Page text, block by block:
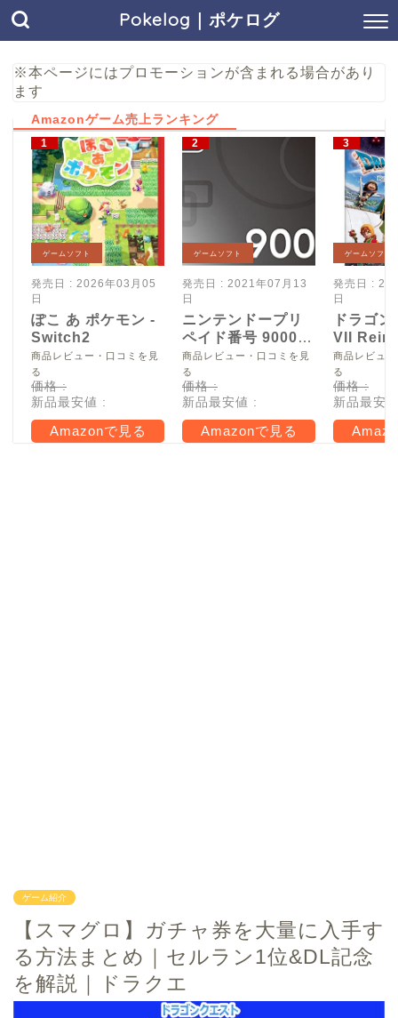
Pokelog｜ポケログ
※本ページにはプロモーションが含まれる場合があり
ます
Amazonゲーム売上ランキング
ゲームソフト
発売日 : 2026年03月05
日
ぽこ あ ポケモン -
Switch2
商品レビュー・口コミを見
る
価格 :
新品最安値 :
Amazonで見る
ゲームソフト
発売日 : 2021年07月13
日
ニンテンドープリ
ペイド番号 9000
円|オンラインコー
ド版
商品レビュー・口コミを見
る
価格 :
新品最安値 :
Amazonで見る
ゲームソフト
発売日 :
日
ドラゴ
VII
Switch2
商品レビュ
る
価格 :
新品最安
ゲーム紹介
【スマグロ】ガチャ券を大量に入手す
る方法まとめ｜セルラン1位&DL記念
を解説｜ドラクエ